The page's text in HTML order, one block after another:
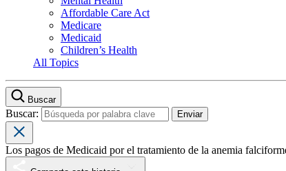
Affordable Care Act
Medicare
Medicaid
Children’s Health
All Topics
Buscar
Buscar:
Los pagos de Medicaid por el tratamiento de la anemia